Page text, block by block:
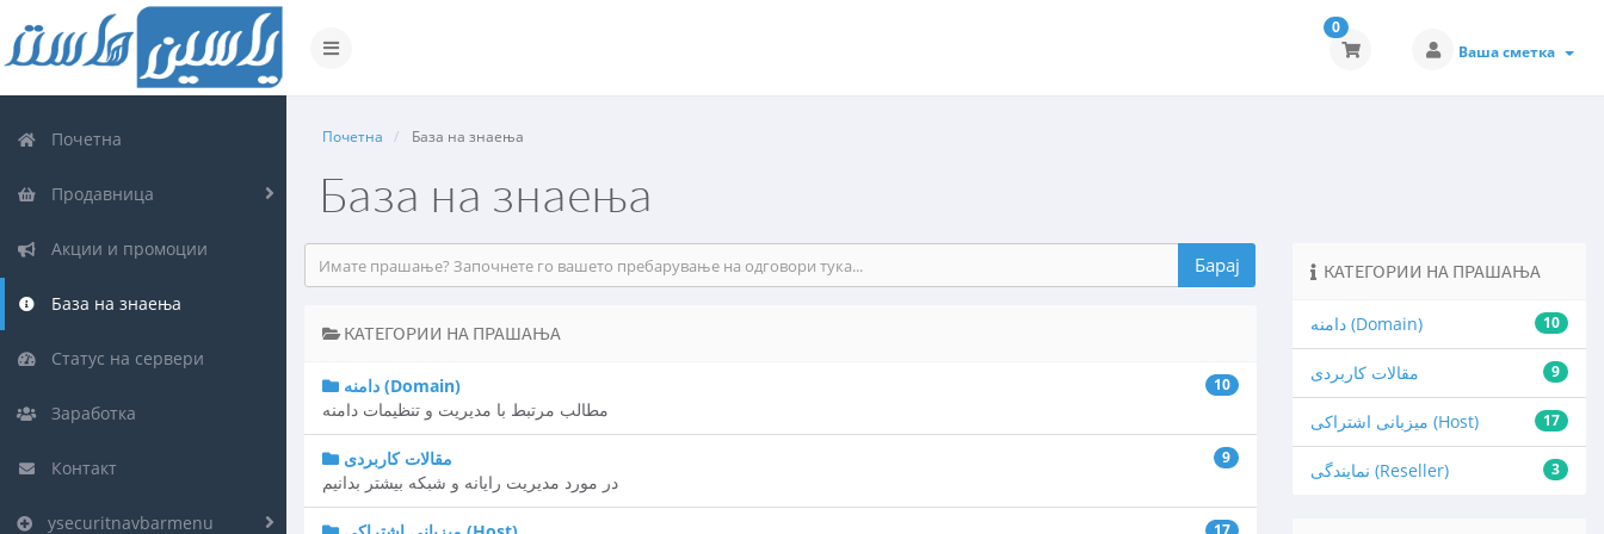
Вклучете
навигацијата
0
Ваша сметка
Почетна
Продавница
Акции и промоции
База на знаења
Статус на сервери
Заработка
Контакт
ysecuritnavbarmenu
Почетна База на знаења
База на знаења
КАТЕГОРИИ НА ПРАШАЊА
10 دامنه (Domain)
9 مقالات کاربردی
17 میزبانی اشتراکی (Host)
3 نمایندگی (Reseller)
КАТЕГОРИИ НА ПРАШАЊА
دامنه (Domain) 10
مطالب مرتبط با مدیریت و تنظیمات دامنه
مقالات کاربردی 9
در مورد مدیریت رایانه و شبکه بیشتر بدانیم
17